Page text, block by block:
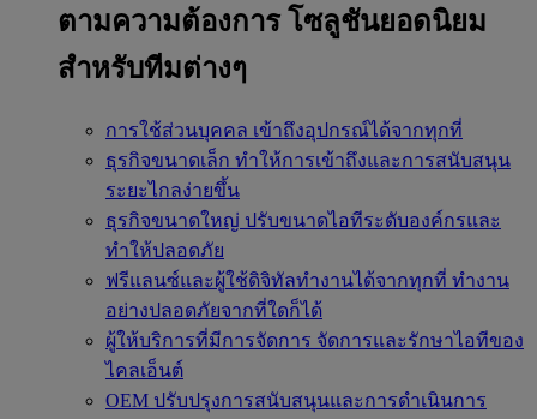
ตามความต้องการ โซลูชันยอดนิยม
สำหรับทีมต่างๆ
การใช้ส่วนบุคคล เข้าถึงอุปกรณ์ได้จากทุกที่
ธุรกิจขนาดเล็ก ทำให้การเข้าถึงและการสนับสนุน
ระยะไกลง่ายขึ้น
ธุรกิจขนาดใหญ่ ปรับขนาดไอทีระดับองค์กรและ
ทำให้ปลอดภัย
ฟรีแลนซ์และผู้ใช้ดิจิทัลทำงานได้จากทุกที่ ทำงาน
อย่างปลอดภัยจากที่ใดก็ได้
ผู้ให้บริการที่มีการจัดการ จัดการและรักษาไอทีของ
ไคลเอ็นต์
OEM ปรับปรุงการสนับสนุนและการดำเนินการ